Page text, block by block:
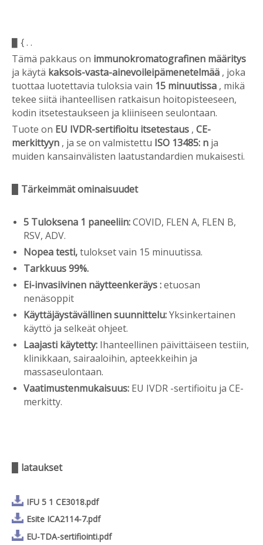
{. .
Tämä pakkaus on immunokromatografinen määritys
ja käytä kaksois-vasta-ainevoileipämenetelmää , joka
tuottaa luotettavia tuloksia vain 15 minuutissa , mikä
tekee siitä ihanteellisen ratkaisun hoitopisteeseen,
kodin itsetestaukseen ja kliiniseen seulontaan.
Tuote on EU IVDR-sertifioitu itsetestaus , CE-
merkittyyn , ja se on valmistettu ISO 13485: n ja
muiden kansainvälisten laatustandardien mukaisesti.
Tärkeimmät ominaisuudet
5 Tuloksena 1 paneeliin:COVID, FLEN A, FLEN B,
RSV, ADV.
Nopea testi,tulokset vain 15 minuutissa.
Tarkkuus 99%.
Ei-invasiivinen näytteenkeräys:etuosan
nenäsoppit
Käyttäjäystävällinen suunnittelu:Yksinkertainen
käyttö ja selkeät ohjeet.
Laajasti käytetty: Ihanteellinen päivittäiseen testiin,
klinikkaan, sairaaloihin, apteekkeihin ja
massaseulontaan.
Vaatimustenmukaisuus: EU IVDR -sertifioitu ja CE-
merkitty.
lataukset
IFU 5 1 CE3018.pdf
Esite ICA2114-7.pdf
EU-TDA-sertifiointi.pdf